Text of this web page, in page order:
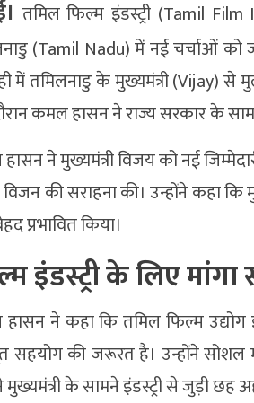
तमिल फिल्म इंडस्ट्री (Tamil
(Tamil Nadu) में नई चर्चाओं को
में तमिलनाडु के मुख्यमंत्री (Vijay)से
कमल हासन ने राज्य सरकार के
ने मुख्यमंत्री विजय को नई
की सराहना की। उन्होंने कहा कि
प्रभावित किया।
इंडस्ट्री के लिए
ने कहा कि तमिल फिल्म
सहयोग की जरूरत है। उन्होंने सोशल
मुख्यमंत्री के सामने इंडस्ट्री से जुड़ी छह